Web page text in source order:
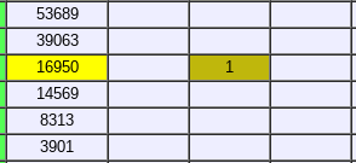
53689
39063
16950
1
14569
8313
3901